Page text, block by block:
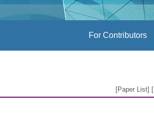
For Contributors
[Paper List] [